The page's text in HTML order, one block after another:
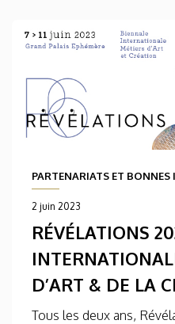
PARTENARIATS ET BONNES
2 juin 2023
RÉVÉLATIONS
D’ART & DE LA
Tous les deux ans,